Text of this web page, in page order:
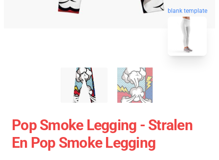
blank template
Pop Smoke Legging - Stralen
En Pop Smoke Legging